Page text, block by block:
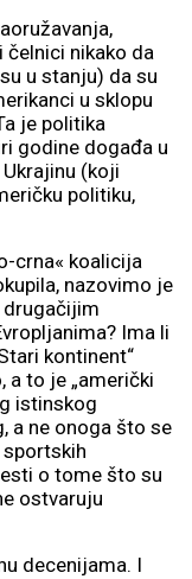
čelnici nikako da
u stanju) da su
u sklopu
je politika
godine događa u
(koji
politiku,
crna« koalicija
nazovimo je
drugačijim
Ima li
kontinent“
a to je „američki
istinskog
a ne onoga što se
o tome što su
ostvaruju
decenijama. I